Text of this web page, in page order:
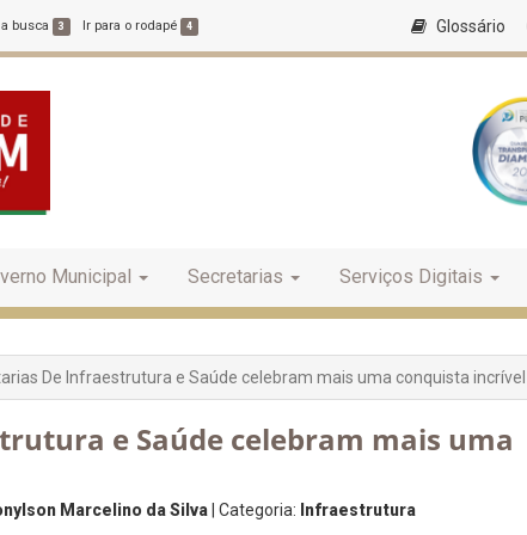
a busca 3 Ir para o rodapé 4 Glossário
Municipal Secretarias Serviços Digitais
De Infraestrutura e Saúde celebram mais uma conquista incrível
e Saúde celebram mais uma
Marcelino da Silva | Categoria: Infraestrutura